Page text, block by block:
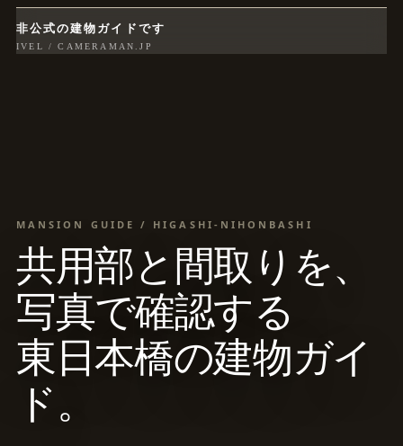
非公式の建物ガイドです
IVEL / CAMERAMAN.JP
MANSION GUIDE / HIGASHI-NIHONBASHI
共用部と間取りを、
写真で確認する
東日本橋の建物ガイ
ド。